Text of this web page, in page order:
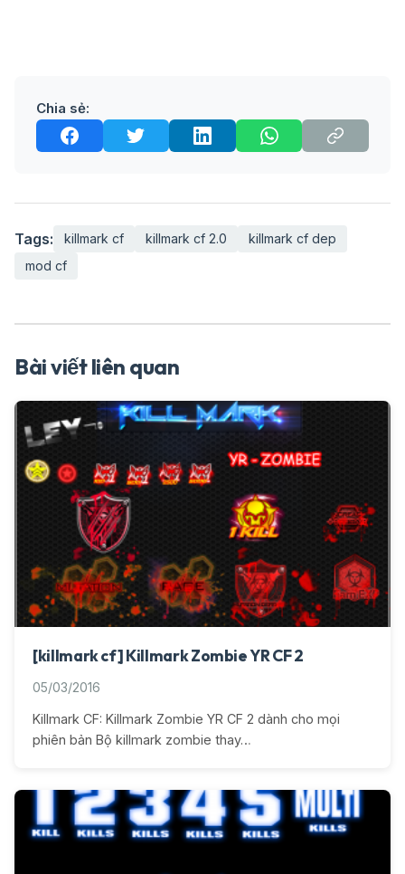
Chia sẻ:
Tags: killmark cf killmark cf 2.0
killmark cf dep
mod cf
Bài viết liên quan
[killmark cf] Killmark Zombie YR CF 2
05/03/2016
Killmark CF: Killmark Zombie YR CF 2 dành cho mọi
phiên bản Bộ killmark zombie thay…